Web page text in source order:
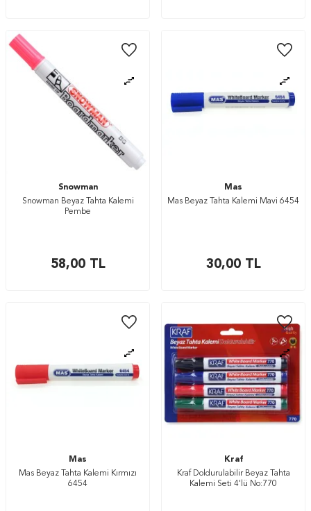
Snowman
Snowman Beyaz Tahta Kalemi
Pembe
58,00TL
Mas
Mas Beyaz Tahta Kalemi Mavi 6454
30,00TL
Mas
Mas Beyaz Tahta Kalemi Kırmızı
6454
Kraf
Kraf Doldurulabilir Beyaz Tahta
Kalemi Seti 4'lü No:770